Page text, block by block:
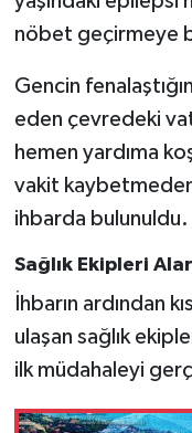
nöbet geçirmeye
Gencin
eden çevredeki
hemen yardıma
vakit
ihbarda bulunuldu.
Sağlık Ekipleri
İhbarın ardından
ulaşan sağlık
ilk müdahaleyi
Gökçebey
GÜNDEM
İş ilanı
Kilimli
Kültür - Sanat
MAGAZİN